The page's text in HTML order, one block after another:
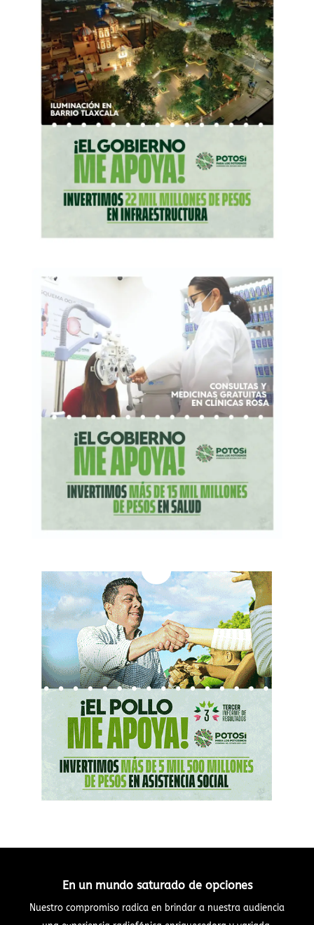
En un mundo saturado de opciones
Nuestro compromiso radica en brindar a nuestra audiencia